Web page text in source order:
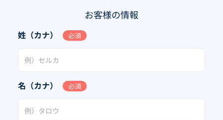
お客様の情報
姓（カナ） 必須
名（カナ） 必須